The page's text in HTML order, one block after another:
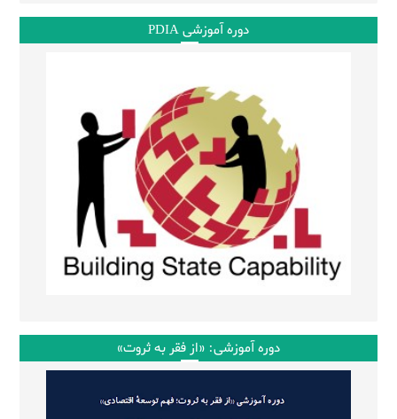
دوره آموزشی PDIA
دوره آموزشی: «از فقر به ثروت»